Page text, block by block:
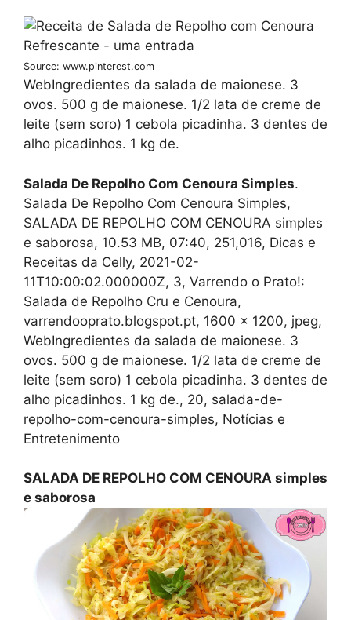
Source: www.pinterest.com
WebIngredientes da salada de maionese. 3
ovos. 500 g de maionese. 1/2 lata de creme de
leite (sem soro) 1 cebola picadinha. 3 dentes de
alho picadinhos. 1 kg de.
Salada De Repolho Com Cenoura Simples.
Salada De Repolho Com Cenoura Simples,
SALADA DE REPOLHO COM CENOURA simples
e saborosa, 10.53 MB, 07:40, 251,016, Dicas e
Receitas da Celly, 2021-02-
11T10:00:02.000000Z, 3, Varrendo o Prato!:
Salada de Repolho Cru e Cenoura,
varrendooprato.blogspot.pt, 1600 x 1200, jpeg,
WebIngredientes da salada de maionese. 3
ovos. 500 g de maionese. 1/2 lata de creme de
leite (sem soro) 1 cebola picadinha. 3 dentes de
alho picadinhos. 1 kg de., 20, salada-de-
repolho-com-cenoura-simples, Notícias e
Entretenimento
SALADA DE REPOLHO COM CENOURA simples
e saborosa